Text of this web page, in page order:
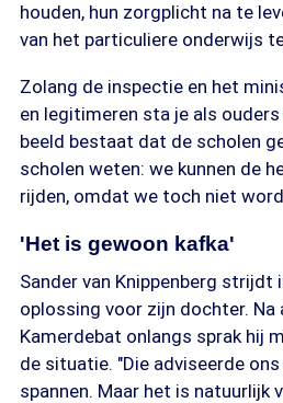
houden, hun zorgplicht na te
van het particuliere onderwijs
Zolang de inspectie en het
en legitimeren sta je als
beeld bestaat dat de scholen
scholen weten: we kunnen de
rijden, omdat we toch niet
'Het is gewoon kafka'
Sander van Knippenberg strijdt
oplossing voor zijn dochter. Na
Kamerdebat onlangs sprak hij
de situatie. "Die adviseerde
spannen. Maar het is natuurlijk